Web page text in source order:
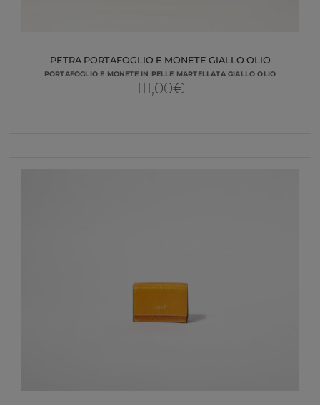
PETRA PORTAFOGLIO E MONETE GIALLO OLIO
PORTAFOGLIO E MONETE IN PELLE MARTELLATA GIALLO OLIO
111,00€